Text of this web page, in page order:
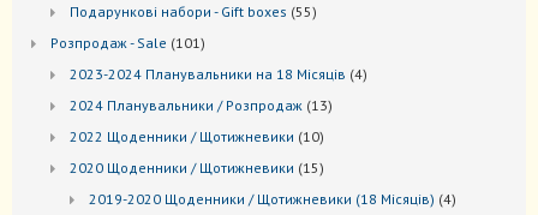
Подарункові набори - Gift boxes 5555
Розпродаж - Sale 101101
2023-2024 Планувальники на 18 Місяців 44
2024 Планувальники / Розпродаж 1313
2022 Щоденники / Щотижневики 1010
2020 Щоденники / Щотижневики 1515
2019-2020 Щоденники / Щотижневики (18 Місяців) 44